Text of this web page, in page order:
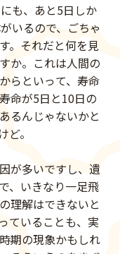
も、あと5日しか
いるので、ごちゃ
。それだと何を見
か。これは人間の
らといって、寿命
命が5日と10日の
るんじゃないかと
。
が多いですし、遺
、いきなり一足飛
理解はできないと
ていることも、実
期の現象かもしれ